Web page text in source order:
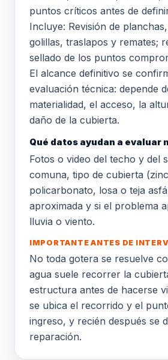
puntos críticos antes de
Incluye: Revisión de
golillas, traslapos y remates;
sellado de los puntos
El alcance definitivo se
evaluación técnica: depende
materialidad, el acceso, la
daño de la cubierta.
Qué datos ayudan a evaluar
Fotos o video del techo y del
comuna, tipo de cubierta
policarbonato, losa o teja
aproximada y si el problema
lluvia o viento.
IMPORTANTE ANTES DE
No toda gotera se resuelve
agua suele recorrer la
estructura antes de hacerse
se ubica el recorrido y el
ingreso, y recién después se
reparación.